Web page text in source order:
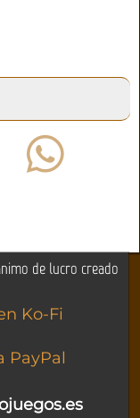
de lucro creado
Ko-Fi
PayPal